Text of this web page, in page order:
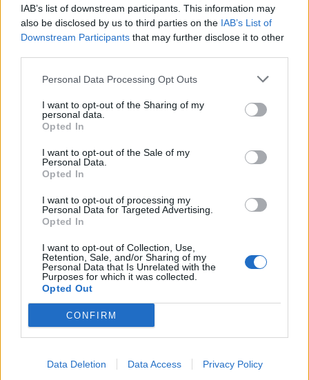
IAB’s list of downstream participants. This information may
also be disclosed by us to third parties on the IAB’s List of
Downstream Participants that may further disclose it to other
Personal Data Processing Opt Outs
I want to opt-out of the Sharing of my
personal data.
Opted In
I want to opt-out of the Sale of my
Personal Data.
Opted In
I want to opt-out of processing my
Personal Data for Targeted Advertising.
Opted In
I want to opt-out of Collection, Use,
Retention, Sale, and/or Sharing of my
Personal Data that Is Unrelated with the
Purposes for which it was collected.
Opted Out
CONFIRM
Data Deletion Data Access Privacy Policy